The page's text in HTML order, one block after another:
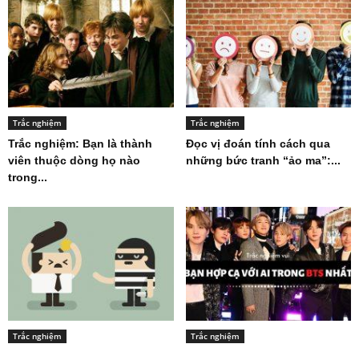
Trắc nghiệm
Trắc nghiệm: Bạn là thành
viên thuộc dòng họ nào
trong...
Trắc nghiệm
Đọc vị đoán tính cách qua
những bức tranh “ảo ma”:...
Trắc nghiệm Trắc nghiệm